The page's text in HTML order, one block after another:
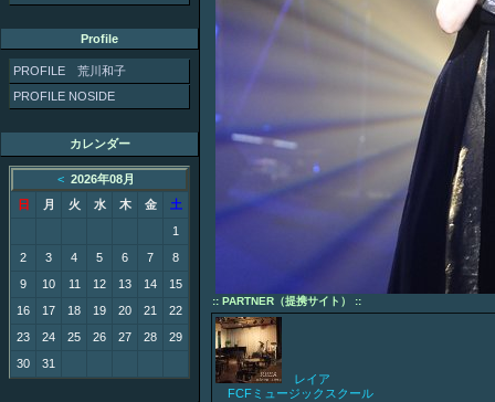
Profile
PROFILE 荒川和子
PROFILE NOSIDE
カレンダー
< 2026年08月
日
月 火 水 木 金
土
1
2
3 4 5 6 7
8
9
10 11 12 13 14
15
16
17 18 19 20 21
22
23
24 25 26 27 28
29
30
31
:: PARTNER（提携サイト） ::
レイア
FCFミュージックスクール